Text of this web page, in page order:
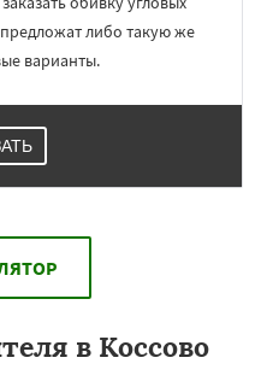
либо такую же
варианты.
в Коссово